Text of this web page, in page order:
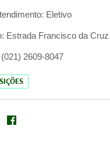
Eletivo
Estrada Francisco da
(021) 2609-8047